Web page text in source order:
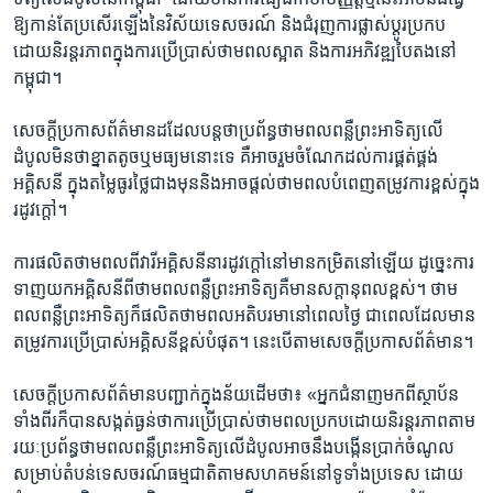
ឱ្យ​កាន់​តែ​ប្រសើរ​ឡើង​នៃ​វិស័យ​ទេសចរណ៍ និង​ជំរុញ​ការ​ផ្លាស់​ប្តូរ​ប្រកប​
ដោយ​និរន្តរ​ភាព​ក្នុង​ការ​ប្រើ​ប្រាស់​ថាម​ពល​ស្អាត និង​ការ​អភិវឌ្ឍ​បៃ​តង​នៅ​
កម្ពុជា។
សេចក្តី​ប្រកាស​ព័ត៌មាន​ដដែល​បន្ត​ថា​ប្រព័ន្ធ​ថាមពល​ពន្លឺ​ព្រះអាទិត្យ​លើ​
ដំបូល​មិន​ថា​ខ្នាត​តូច​ឬ​មធ្យម​នោះ​ទេ​ គឺ​អាច​រួម​ចំណែក​ដល់​ការ​ផ្គត់​ផ្គង់​
អគ្គិសនី ក្នុង​តម្លៃ​ធូរ​ថ្លៃ​ជាង​មុន​និង​អាច​ផ្តល់​ថាម​ពល​បំពេញ​តម្រូវ​ការ​ខ្ពស់​ក្នុង​
រដូវ​ក្តៅ។
ការ​ផលិត​ថាមពល​ពី​វារី​អគ្គិសនី​នា​រដូវ​ក្តៅ​នៅ​មាន​កម្រិត​នៅ​ឡើយ​ ដូច្នេះ​ការ​
ទាញ​យក​អគ្គិសនី​ពី​ថាមពល​ពន្លឺ​ព្រះអាទិត្យ​គឺ​មាន​សក្តា​នុពល​ខ្ពស់។ ថាម​
ពល​ពន្លឺ​ព្រះអាទិត្យ​ក៏​ផលិត​ថាម​ពល​អតិបរមា​នៅ​ពេល​ថ្ងៃ​ ជា​ពេល​ដែល​មាន​
តម្រូវ​ការ​ប្រើ​ប្រាស់​អគ្គិសនី​ខ្ពស់​បំផុត។ នេះ​បើ​តាម​សេចក្តី​ប្រកាស​ព័ត៌មាន។
សេចក្តី​ប្រកាស​ព័ត៌មាន​បញ្ជាក់​ក្នុង​ន័យ​ដើម​ថា​៖ «អ្នក​ជំនាញ​មក​ពី​ស្ថាប័ន​
ទាំង​ពីរ​ក៏​បាន​សង្កត់​ធ្ងន់​ថាការ​ប្រើ​ប្រាស់​ថាម​ពល​ប្រកប​ដោយ​និរន្តរ​ភាព​តាម​
រយៈ​ប្រព័ន្ធ​ថាម​ពល​ពន្លឺ​ព្រះ​អាទិត្យលើ​ដំបូល​អាច​នឹង​បង្កើន​ប្រាក់​ចំណូល​
សម្រាប់​តំបន់​ទេសចរណ៍​ធម្មជាតិ​តាម​សហ​គមន៍​នៅ​ទូទាំង​ប្រទេស​ ដោយ​